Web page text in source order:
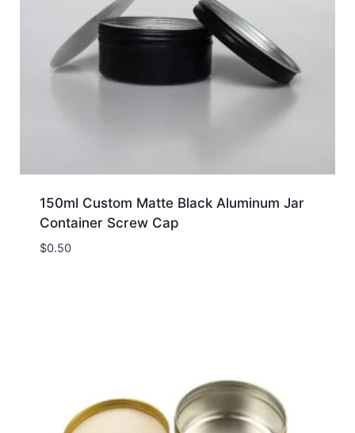
150ml Custom Matte Black Aluminum Jar
Container Screw Cap
$0.50